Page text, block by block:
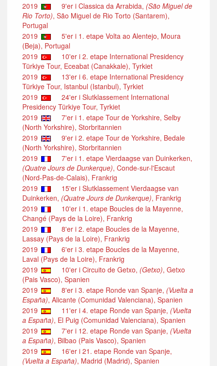
2019 9'er i Classica da Arrabida, (São Miguel de
Rio Torto), São Miguel de Rio Torto (Santarem),
Portugal
2019
5'er i 1. etape Volta ao Alentejo, Moura
(Beja), Portugal
2019
10'er i 2. etape International Presidency
Türkiye Tour, Eceabat (Canakkale), Tyrkiet
2019
13'er i 6. etape International Presidency
Türkiye Tour, Istanbul (Istanbul), Tyrkiet
2019
24'er i Slutklassement International
Presidency Türkiye Tour, Tyrkiet
2019
7'er i 1. etape Tour de Yorkshire, Selby
(North Yorkshire), Storbritannien
2019
9'er i 2. etape Tour de Yorkshire, Bedale
(North Yorkshire), Storbritannien
2019
7'er i 1. etape Vierdaagse van Duinkerken,
(Quatre Jours de Dunkerque), Conde-sur-l'Escaut
(Nord-Pas-de-Calais), Frankrig
2019
15'er i Slutklassement Vierdaagse van
Duinkerken, (Quatre Jours de Dunkerque), Frankrig
2019
10'er i 1. etape Boucles de la Mayenne,
Changé (Pays de la Loire), Frankrig
2019
8'er i 2. etape Boucles de la Mayenne,
Lassay (Pays de la Loire), Frankrig
2019
6'er i 3. etape Boucles de la Mayenne,
Laval (Pays de la Loire), Frankrig
2019
10'er i Circuito de Getxo, (Getxo), Getxo
(Pais Vasco), Spanien
2019
8'er i 3. etape Ronde van Spanje, (Vuelta a
España), Alicante (Comunidad Valenciana), Spanien
2019
11'er i 4. etape Ronde van Spanje, (Vuelta
a España), El Puig (Comunidad Valenciana), Spanien
2019
7'er i 12. etape Ronde van Spanje, (Vuelta
a España), Bilbao (Pais Vasco), Spanien
2019
16'er i 21. etape Ronde van Spanje,
(Vuelta a España), Madrid (Madrid), Spanien